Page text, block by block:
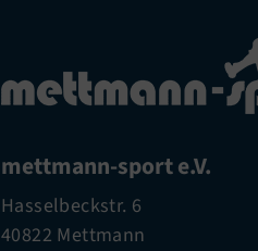
mettmann-sport e.V.
Hasselbeckstr. 6
40822 Mettmann